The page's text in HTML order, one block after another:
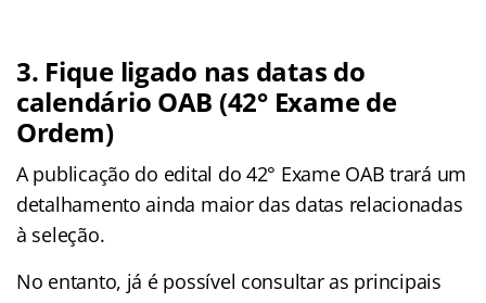
3. Fique ligado nas datas do
calendário OAB (42° Exame de
Ordem)
A publicação do edital do 42° Exame OAB trará um
detalhamento ainda maior das datas relacionadas
à seleção.
No entanto, já é possível consultar as principais